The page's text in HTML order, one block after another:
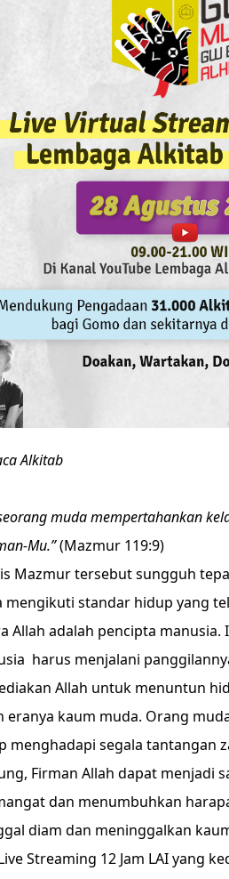
Alkitab
muda mempertahankan
Mu.”(Mazmur 119:9)
Mazmur tersebut sungguh
mengikuti standar hidup yang
Allah adalah pencipta
harus menjalani
Allah untuk menuntun
eranya kaum muda. Orang
menghadapi segala tantangan
Firman Allah dapat menjadi
dan menumbuhkan
diam dan meninggalkan
Streaming 12 Jam LAI yang